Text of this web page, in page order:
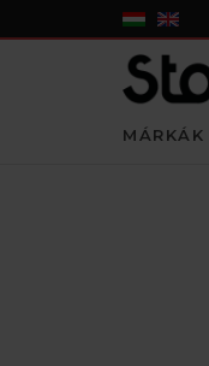
MÁRKÁK